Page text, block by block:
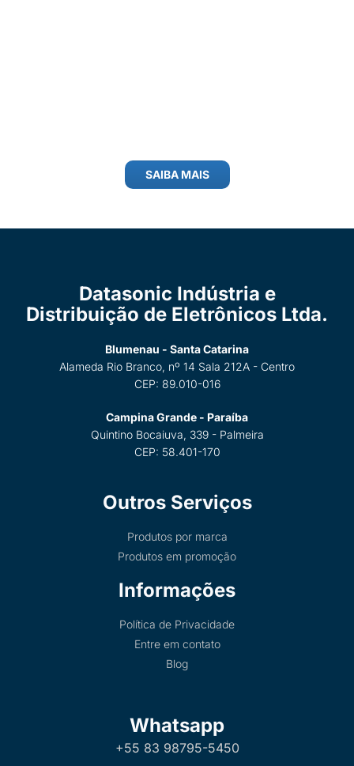
SAIBA MAIS
Datasonic Indústria e
Distribuição de Eletrônicos Ltda.
Blumenau - Santa Catarina
Alameda Rio Branco, nº 14 Sala 212A - Centro
CEP: 89.010-016
Campina Grande - Paraíba
Quintino Bocaiuva, 339 - Palmeira
CEP: 58.401-170
Outros Serviços
Produtos por marca
Produtos em promoção
Informações
Política de Privacidade
Entre em contato
Blog
Whatsapp
+55 83 98795-5450